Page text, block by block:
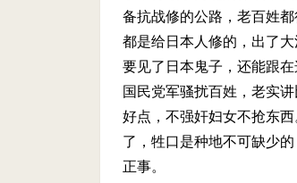
备抗战修的公路，老百姓
都是给日本人修的，出了
要见了日本鬼子，还能跟
国民党军骚扰百姓，老实
好点，不强奸妇女不抢东
了，牲口是种地不可缺少
正事。